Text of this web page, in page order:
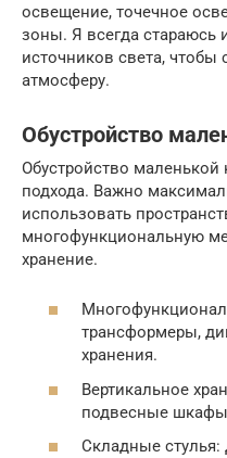
освещение, точечное
зоны. Я всегда стараюсь
источников света,
атмосферу.
Обустройство
Обустройство маленькой
подхода. Важно
использовать
многофункциональную
хранение.
трансформеры,
хранения.
Вертикальное
подвесные
Складные